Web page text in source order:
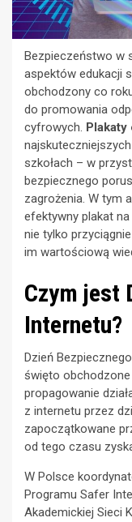
Bezpieczeństwo w
aspektów edukacji
obchodzony co
do promowania
cyfrowych. Plakaty
szkołach – w
bezpiecznego
zagrożenia. W tym
efektywny plakat
nie tylko
im wartościową
Czym jest
Internetu?
Dzień
święto
propagowanie
z internetu przez
zapoczątkowane
od tego czasu
W Polsce
Programu Safer
Akademickiej Sieci